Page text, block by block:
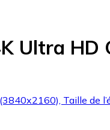
Ultra HD
Taille de